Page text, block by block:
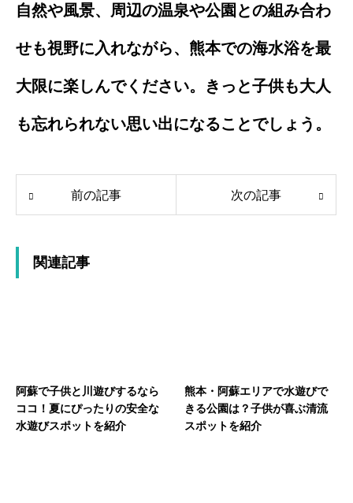
自然や風景、周辺の温泉や公園との組み合わ
せも視野に入れながら、熊本での海水浴を最
大限に楽しんでください。きっと子供も大人
も忘れられない思い出になることでしょう。
前の記事 次の記事
関連記事
阿蘇で子供と川遊びするなら
ココ！夏にぴったりの安全な
水遊びスポットを紹介
熊本・阿蘇エリアで水遊びで
きる公園は？子供が喜ぶ清流
スポットを紹介